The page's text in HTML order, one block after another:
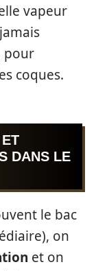
vapeur
pour
coques.
DANS LE
le bac
on
et on